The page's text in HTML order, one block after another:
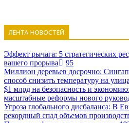
ЛЕНТА НОВОСТЕЙ
Эффект рычага: 5 стратегических
вашего прорыва
95
Миллион деревьев досрочно:
способ снизить температуру на
$1 млрд на безопасность и
масштабные реформы нового
Угроза глобального дисбаланса: В
рекордный спад объемов